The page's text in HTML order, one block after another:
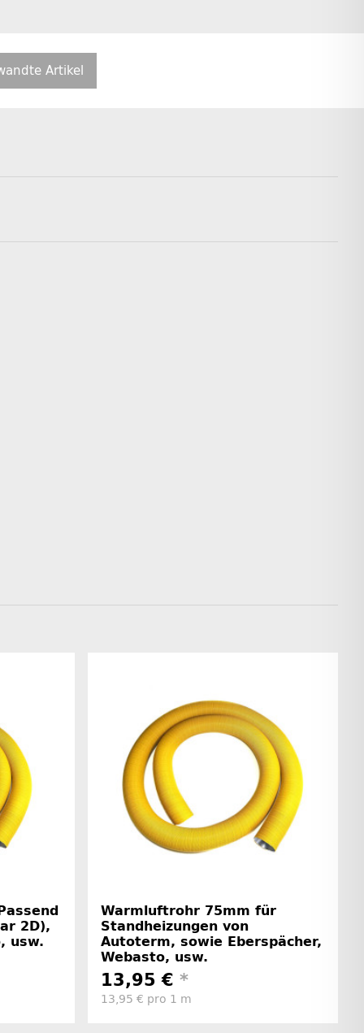
Artikel
2D),
usw.
Warmluftrohr 75mm für
Standheizungen von
Autoterm, sowie Eberspächer,
Webasto, usw.
13,95 € *
13,95 € pro 1 m